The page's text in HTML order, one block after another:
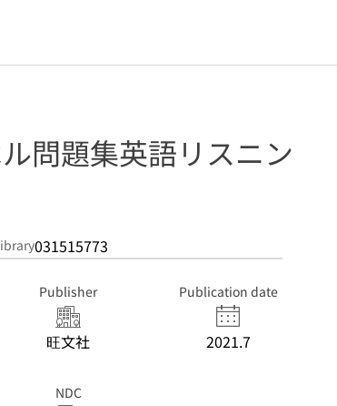
問題集英語リスニン
031515773
Publisher
旺文社
Publication date
2021.7
NDC